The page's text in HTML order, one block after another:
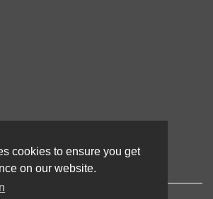
cookies to ensure you get
on our website.